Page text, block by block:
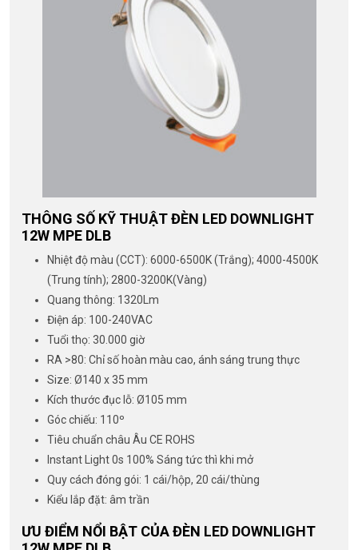
THÔNG SỐ KỸ THUẬT ĐÈN LED DOWNLIGHT
12W MPE DLB
Nhiệt độ màu (CCT): 6000-6500K (Trắng); 4000-4500K
(Trung tính); 2800-3200K(Vàng)
Quang thông: 1320Lm
Điện áp: 100-240VAC
Tuổi thọ: 30.000 giờ
RA >80: Chỉ số hoàn màu cao, ánh sáng trung thực
Size: Ø140 x 35 mm
Kích thước đục lỗ: Ø105 mm
Góc chiếu: 110º
Tiêu chuẩn châu Âu CE ROHS
Instant Light 0s 100% Sáng tức thì khi mở
Quy cách đóng gói: 1 cái/hộp, 20 cái/thùng
Kiểu lắp đặt: âm trần
ƯU ĐIỂM NỔI BẬT CỦA ĐÈN LED DOWNLIGHT